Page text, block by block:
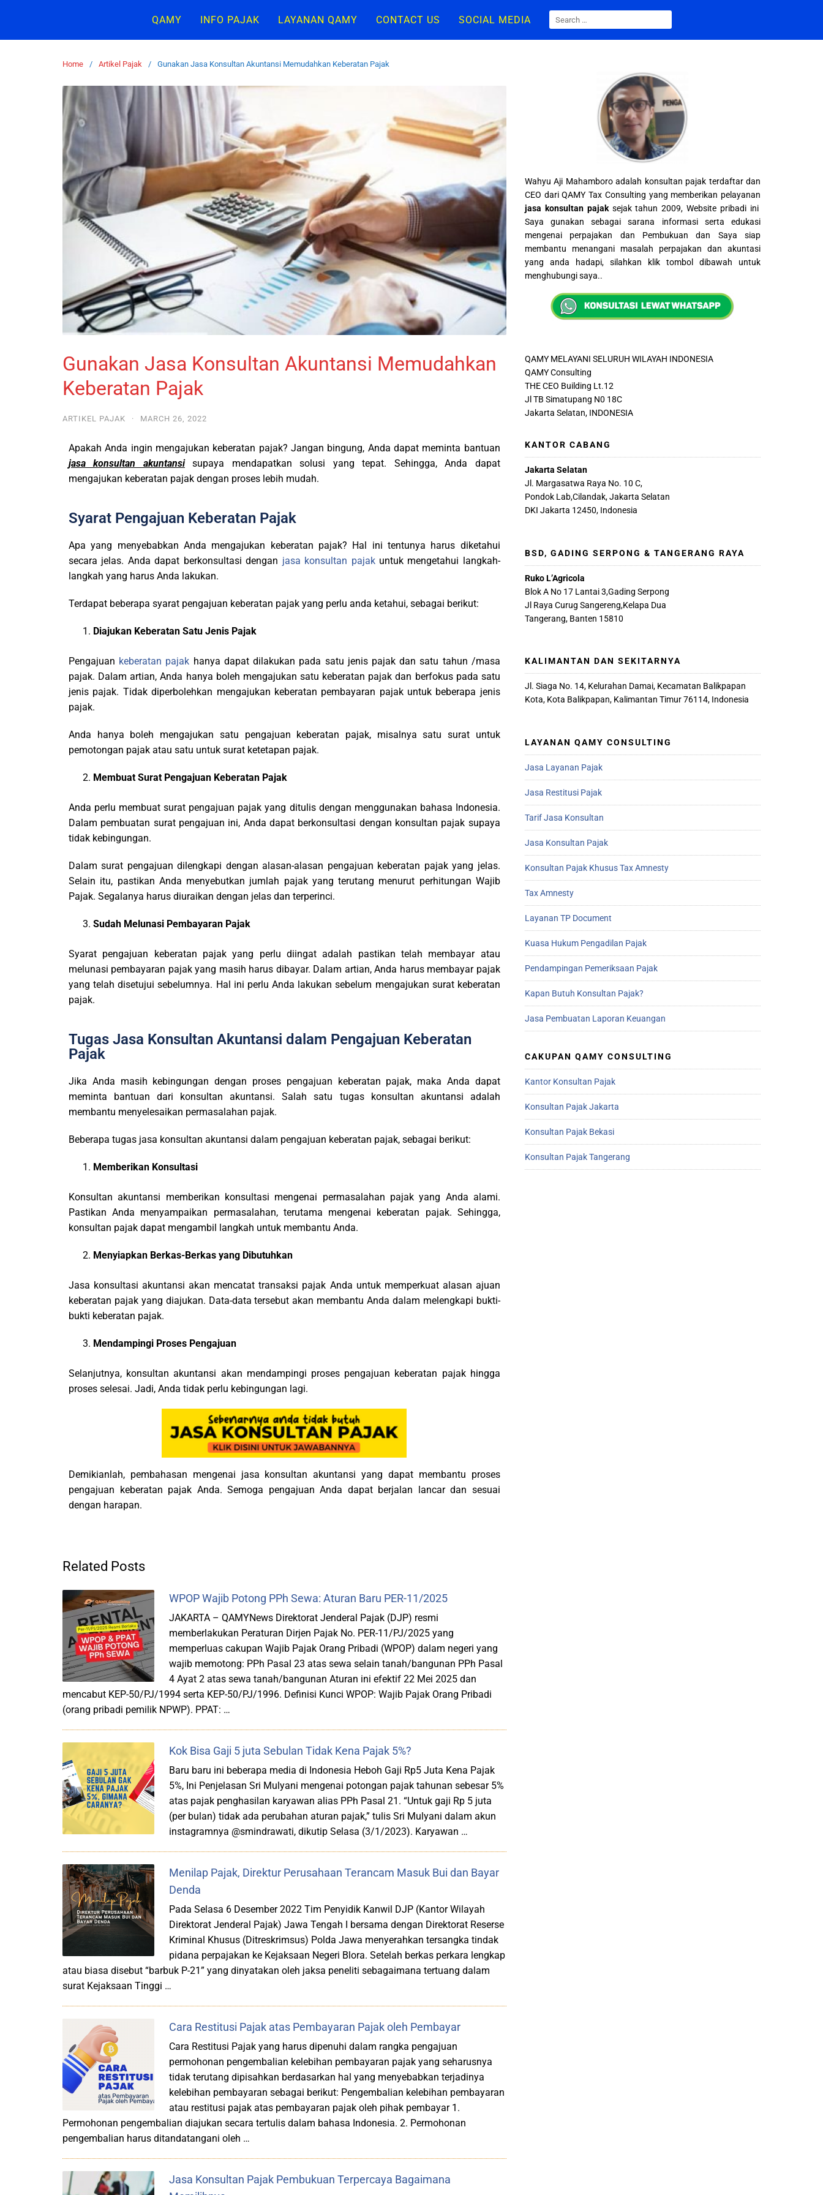
QAMY INFO PAJAK LAYANAN QAMY CONTACT US SOCIAL MEDIA
Home Artikel Pajak Gunakan Jasa Konsultan Akuntansi Memudahkan Keberatan Pajak
Gunakan Jasa Konsultan Akuntansi Memudahkan
Keberatan Pajak
ARTIKEL PAJAK · MARCH 26, 2022
Apakah Anda ingin mengajukan keberatan pajak? Jangan bingung, Anda dapat meminta bantuan
jasa konsultan akuntansisupaya mendapatkan solusi yang tepat. Sehingga, Anda dapat
mengajukan keberatan pajak dengan proses lebih mudah.
Syarat Pengajuan Keberatan Pajak
Apa yang menyebabkan Anda mengajukan keberatan pajak? Hal ini tentunya harus diketahui
secara jelas. Anda dapat berkonsultasi dengan jasa konsultan pajakuntuk mengetahui langkah-
langkah yang harus Anda lakukan.
Terdapat beberapa syarat pengajuan keberatan pajak yang perlu anda ketahui, sebagai berikut:
Diajukan Keberatan Satu Jenis Pajak
Pengajuan keberatan pajak hanya dapat dilakukan pada satu jenis pajak dan satu tahun /masa
pajak. Dalam artian, Anda hanya boleh mengajukan satu keberatan pajak dan berfokus pada satu
jenis pajak. Tidak diperbolehkan mengajukan keberatan pembayaran pajak untuk beberapa jenis
pajak.
Anda hanya boleh mengajukan satu pengajuan keberatan pajak, misalnya satu surat untuk
pemotongan pajak atau satu untuk surat ketetapan pajak.
Membuat Surat Pengajuan Keberatan Pajak
Anda perlu membuat surat pengajuan pajak yang ditulis dengan menggunakan bahasa Indonesia.
Dalam pembuatan surat pengajuan ini, Anda dapat berkonsultasi dengan konsultan pajak supaya
tidak kebingungan.
Dalam surat pengajuan dilengkapi dengan alasan-alasan pengajuan keberatan pajak yang jelas.
Selain itu, pastikan Anda menyebutkan jumlah pajak yang terutang menurut perhitungan Wajib
Pajak. Segalanya harus diuraikan dengan jelas dan terperinci.
Sudah Melunasi Pembayaran Pajak
Syarat pengajuan keberatan pajak yang perlu diingat adalah pastikan telah membayar atau
melunasi pembayaran pajak yang masih harus dibayar. Dalam artian, Anda harus membayar pajak
yang telah disetujui sebelumnya. Hal ini perlu Anda lakukan sebelum mengajukan surat keberatan
pajak.
Tugas Jasa Konsultan Akuntansi dalam Pengajuan Keberatan
Pajak
Jika Anda masih kebingungan dengan proses pengajuan keberatan pajak, maka Anda dapat
meminta bantuan dari konsultan akuntansi. Salah satu tugas konsultan akuntansi adalah
membantu menyelesaikan permasalahan pajak.
Beberapa tugas jasa konsultan akuntansi dalam pengajuan keberatan pajak, sebagai berikut:
Memberikan Konsultasi
Konsultan akuntansi memberikan konsultasi mengenai permasalahan pajak yang Anda alami.
Pastikan Anda menyampaikan permasalahan, terutama mengenai keberatan pajak. Sehingga,
konsultan pajak dapat mengambil langkah untuk membantu Anda.
Menyiapkan Berkas-Berkas yang Dibutuhkan
Jasa konsultasi akuntansi akan mencatat transaksi pajak Anda untuk memperkuat alasan ajuan
keberatan pajak yang diajukan. Data-data tersebut akan membantu Anda dalam melengkapi bukti-
bukti keberatan pajak.
Mendampingi Proses Pengajuan
Selanjutnya, konsultan akuntansi akan mendampingi proses pengajuan keberatan pajak hingga
proses selesai. Jadi, Anda tidak perlu kebingungan lagi.
Demikianlah, pembahasan mengenai jasa konsultan akuntansi yang dapat membantu proses
pengajuan keberatan pajak Anda. Semoga pengajuan Anda dapat berjalan lancar dan sesuai
dengan harapan.
Related Posts
WPOP Wajib Potong PPh Sewa: Aturan Baru PER-11/2025
JAKARTA – QAMYNews Direktorat Jenderal Pajak (DJP) resmi
memberlakukan Peraturan Dirjen Pajak No. PER-11/PJ/2025 yang
memperluas cakupan Wajib Pajak Orang Pribadi (WPOP) dalam negeri yang
wajib memotong: PPh Pasal 23 atas sewa selain tanah/bangunan PPh Pasal
4 Ayat 2 atas sewa tanah/bangunan Aturan ini efektif 22 Mei 2025 dan
mencabut KEP-50/PJ/1994 serta KEP-50/PJ/1996. Definisi Kunci WPOP: Wajib Pajak Orang Pribadi
(orang pribadi pemilik NPWP). PPAT: …
Kok Bisa Gaji 5 juta Sebulan Tidak Kena Pajak 5%?
Baru baru ini beberapa media di Indonesia Heboh Gaji Rp5 Juta Kena Pajak
5%, Ini Penjelasan Sri Mulyani mengenai potongan pajak tahunan sebesar 5%
atas pajak penghasilan karyawan alias PPh Pasal 21. “Untuk gaji Rp 5 juta
(per bulan) tidak ada perubahan aturan pajak,” tulis Sri Mulyani dalam akun
instagramnya @smindrawati, dikutip Selasa (3/1/2023). Karyawan …
Menilap Pajak, Direktur Perusahaan Terancam Masuk Bui dan Bayar
Denda
Pada Selasa 6 Desember 2022 Tim Penyidik Kanwil DJP (Kantor Wilayah
Direktorat Jenderal Pajak) Jawa Tengah I bersama dengan Direktorat Reserse
Kriminal Khusus (Ditreskrimsus) Polda Jawa menyerahkan tersangka tindak
pidana perpajakan ke Kejaksaan Negeri Blora. Setelah berkas perkara lengkap
atau biasa disebut “barbuk P-21” yang dinyatakan oleh jaksa peneliti sebagaimana tertuang dalam
surat Kejaksaan Tinggi …
Cara Restitusi Pajak atas Pembayaran Pajak oleh Pembayar
Cara Restitusi Pajak yang harus dipenuhi dalam rangka pengajuan
permohonan pengembalian kelebihan pembayaran pajak yang seharusnya
tidak terutang dipisahkan berdasarkan hal yang menyebabkan terjadinya
kelebihan pembayaran sebagai berikut: Pengembalian kelebihan pembayaran
atau restitusi pajak atas pembayaran pajak oleh pihak pembayar 1.
Permohonan pengembalian diajukan secara tertulis dalam bahasa Indonesia. 2. Permohonan
pengembalian harus ditandatangani oleh …
Jasa Konsultan Pajak Pembukuan Terpercaya Bagaimana
Wahyu Aji Mahamboro adalah konsultan pajak terdaftar dan
CEO dari QAMY Tax Consulting yang memberikan pelayanan
jasa konsultan pajaksejak tahun 2009, Website pribadi ini
Saya gunakan sebagai sarana informasi serta edukasi
mengenai perpajakan dan Pembukuan dan Saya siap
membantu menangani masalah perpajakan dan akuntasi
yang anda hadapi, silahkan klik tombol dibawah untuk
menghubungi saya..
QAMY MELAYANI SELURUH WILAYAH INDONESIA
QAMY Consulting
THE CEO Building Lt.12
Jl TB Simatupang N0 18C
Jakarta Selatan, INDONESIA
KANTOR CABANG
Jakarta Selatan
Jl. Margasatwa Raya No. 10 C,
Pondok Lab,Cilandak, Jakarta Selatan
DKI Jakarta 12450, Indonesia
BSD, GADING SERPONG & TANGERANG RAYA
Ruko L’Agricola
Blok A No 17 Lantai 3,Gading Serpong
Jl Raya Curug Sangereng,Kelapa Dua
Tangerang, Banten 15810
KALIMANTAN DAN SEKITARNYA
Jl. Siaga No. 14, Kelurahan Damai, Kecamatan Balikpapan
Kota, Kota Balikpapan, Kalimantan Timur 76114, Indonesia
LAYANAN QAMY CONSULTING
Jasa Layanan Pajak
Jasa Restitusi Pajak
Tarif Jasa Konsultan
Jasa Konsultan Pajak
Konsultan Pajak Khusus Tax Amnesty
Tax Amnesty
Layanan TP Document
Kuasa Hukum Pengadilan Pajak
Pendampingan Pemeriksaan Pajak
Kapan Butuh Konsultan Pajak?
Jasa Pembuatan Laporan Keuangan
CAKUPAN QAMY CONSULTING
Kantor Konsultan Pajak
Konsultan Pajak Jakarta
Konsultan Pajak Bekasi
Konsultan Pajak Tangerang